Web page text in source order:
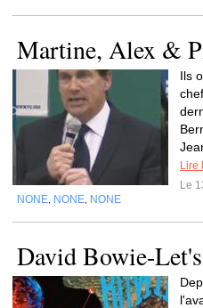
Martine, Alex &
Ils
Lire
Le
NONE NONE NONE
David Bowie-